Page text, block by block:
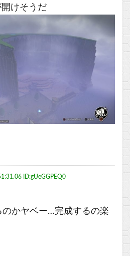
けそうだ
ID:gUeGGPEQ0
のかヤベー…完成するの楽